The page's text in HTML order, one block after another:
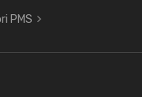
PMS